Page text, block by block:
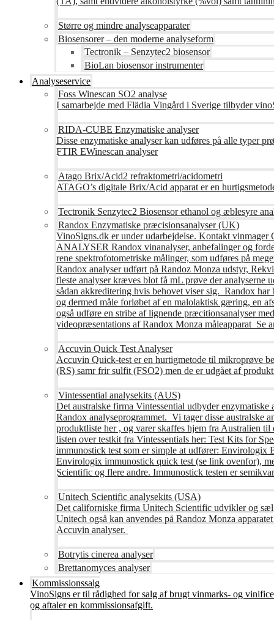
Større og mindre analyseapparater
Biosensorer – den moderne analyseform
Tectronik – Senzytec2 biosensor
BioLan biosensor instrumenter
Analyseservice
Foss Winescan SO2 analyse
I samarbejde med Flädia Vingård i Sverige tilbyder
RIDA-CUBE Enzymatiske analyser
Disse enzymatiske analyser kan udføres på alle typer
FTIR EWinescan analyser
Atago Brix/Acid2 refraktometri/acidometri
ATAGO’s digitale Brix/Acid apparat er en
Tectronik Senzytec2 Biosensor ethanol og æblesyre
Randox Enzymatiske præcisionsanalyser (UK)
VinoSigns.dk er under udarbejdelse. Kontakt
ANALYSER Randox vinanalyser, anbefalinger og
rene spektrofotometriske målinger, som udføres på
Randox analyser udført på Randoz Monza udstyr,
fleste analyser kræves blot få mL prøve der analyserne
sådan akkreditering hvis behovet viser sig. Randox
og dermed måle forløbet af en malolaktisk gæring, en
også udføre en stribe af lignende præcitionsanalyser
videopræsentations af Randox Monza måleapparat
Accuvin Quick Test Analyser
Accuvin Quick-test er en hurtigmetode til mikroprøve
(RS) samr frir sulfit (FSO2) men de er udgået af
Vintessential analysekits (AUS)
Det australske firma Vintessential udbyder
Randox analyseprogrammet. Vi tager disse australske
produktliste her , og varer skaffes hjem fra Australien
listen over testkit fra Vintessentials her: Test Kits for
immunostick test som er simple at udfører: Envirologix
Envirologix immunostick quick test (se link ovenfor),
Scientific og flere andre. Immunostick testen er
Unitech Scientific analysekits (USA)
Det californiske firma Unitech Scientific udvikler og
Unitech også kan anvendes på Randoz Monza
Accuvin analyser.
Botrytis cinerea analyser
Brettanomyces analyser
Kommissionssalg
VinoSigns er til rådighed for salg af brugt vinmarks- og
og aftaler en kommissionsafgift.